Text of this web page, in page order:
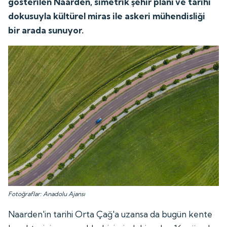
dokusuyla kültürel miras ile askeri mühendisliği
bir arada sunuyor.
Fotoğraflar: Anadolu Ajansı
Naarden'in tarihi Orta Çağ'a uzansa da bugün kente